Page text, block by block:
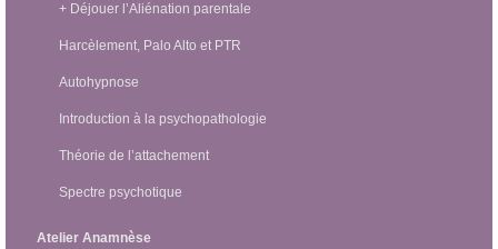
+ Déjouer l’Aliénation parentale
Harcèlement, Palo Alto et PTR
Autohypnose
Introduction à la psychopathologie
Théorie de l’attachement
Spectre psychotique
Atelier Anamnèse